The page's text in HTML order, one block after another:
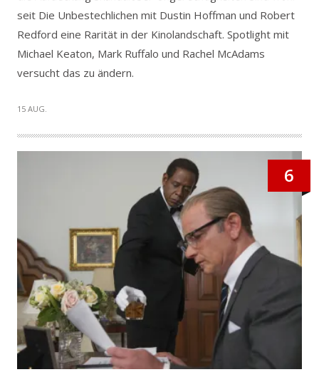
seit Die Unbestechlichen mit Dustin Hoffman und Robert
Redford eine Rarität in der Kinolandschaft. Spotlight mit
Michael Keaton, Mark Ruffalo und Rachel McAdams
versucht das zu ändern.
15 AUG.
6